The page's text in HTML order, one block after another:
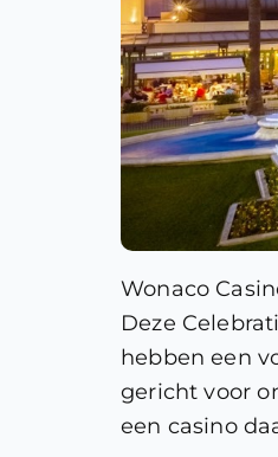
Wonaco
Deze
hebben een
gericht voor
een casino